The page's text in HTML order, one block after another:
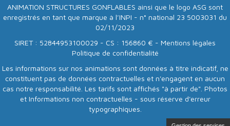
ANIMATION STRUCTURES GONFLABLES ainsi que le logo ASG sont
enregistrés en tant que marque à l’INPI - n° national 23 5003031 du
02/11/2023
SIRET : 52844953100029 - CS : 156860 € - Mentions légales
Politique de confidentialité
Les informations sur nos animations sont données à titre indicatif, ne
constituent pas de données contractuelles et n'engagent en aucun
cas notre responsabilité. Les tarifs sont affichés "à partir de". Photos
et Informations non contractuelles - sous réserve d'erreur
typographiques.